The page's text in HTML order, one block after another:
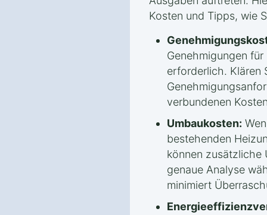
Kosten und Tipps, wie
Genehmigungen
erforderlich. Klären
verbundenen
Umbaukosten:
bestehenden
können zusätzliche
genaue Analyse
minimiert